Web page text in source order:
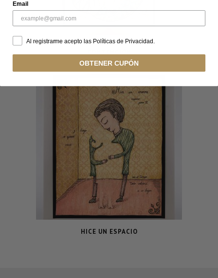
CONTENCIÓN
HICE UN ESPACIO
Email
Al registrarme acepto las Políticas de Privacidad.
OBTENER CUPÓN